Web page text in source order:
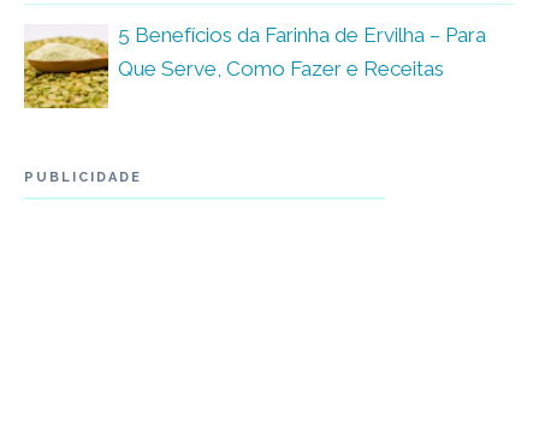
5 Benefícios da Farinha de Ervilha – Para
Que Serve, Como Fazer e Receitas
PUBLICIDADE